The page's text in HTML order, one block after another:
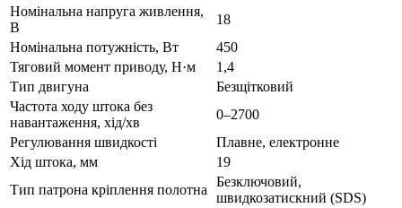
Номінальна напруга живлення,
В
18
Номінальна потужність, Вт
450
Тяговий момент приводу, Н·м
1,4
Тип двигуна
Безщітковий
Частота ходу штока без
навантаження, хід/хв
0–2700
Регулювання швидкості
Плавне, електронне
Хід штока, мм
19
Тип патрона кріплення полотна
Безключовий,
швидкозатискний (SDS)